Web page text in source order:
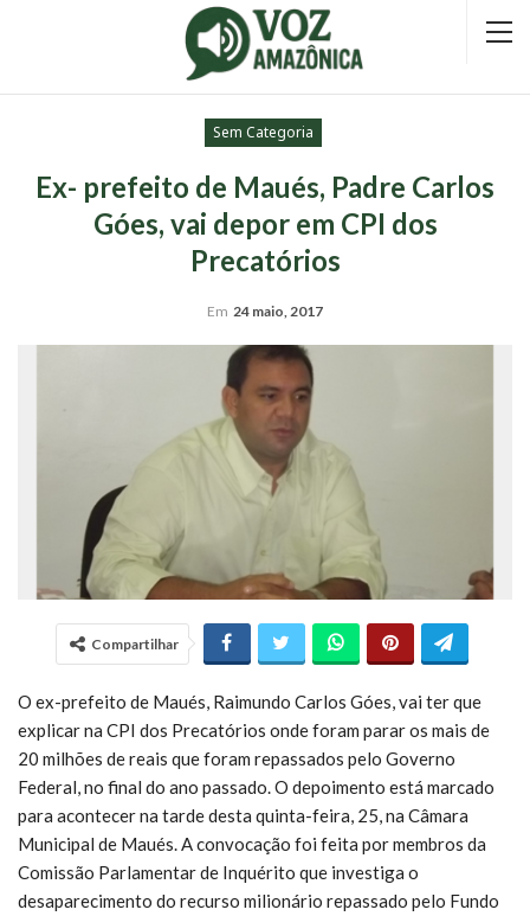
Sem Categoria
Ex- prefeito de Maués, Padre Carlos
Góes, vai depor em CPI dos
Precatórios
Em 24 maio, 2017
Compartilhar
O ex-prefeito de Maués, Raimundo Carlos Góes, vai ter que
explicar na CPI dos Precatórios onde foram parar os mais de
20 milhões de reais que foram repassados pelo Governo
Federal, no final do ano passado. O depoimento está marcado
para acontecer na tarde desta quinta-feira, 25, na Câmara
Municipal de Maués. A convocação foi feita por membros da
Comissão Parlamentar de Inquérito que investiga o
desaparecimento do recurso milionário repassado pelo Fundo